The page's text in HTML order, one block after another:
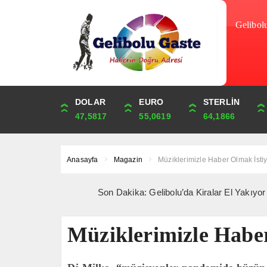
DOLAR
47,5817
EURO
55,0619
STERLİN
64,1866
ONS
4,265,58
ALTIN
6,527,46
ÇEYREK
10,672,40
Anasayfa Magazin Müziklerimizle Haber Olmak
Son Dakika: Gelibolu’da Kiralar El Yakıyor ***
Müziklerimizle